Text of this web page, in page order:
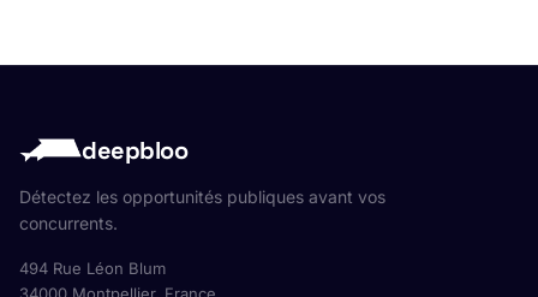
deepbloo
Détectez les opportunités publiques avant vos
concurrents.
494 Rue Léon Blum